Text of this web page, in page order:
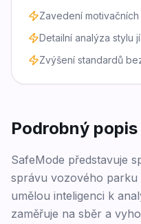
Zavedení
Detailní analýza stylu
Zvýšení standardů
Podrobný popis
SafeMode představuje
správu vozového
umělou inteligenci k
zaměřuje na sběr a